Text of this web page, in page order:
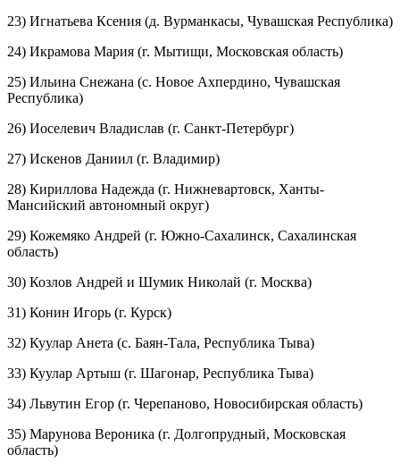
23) Игнатьева Ксения (д. Вурманкасы, Чувашская Республика)
24) Икрамова Мария (г. Мытищи, Московская область)
25) Ильина Снежана (с. Новое Ахпердино, Чувашская
Республика)
26) Иоселевич Владислав (г. Санкт-Петербург)
27) Искенов Даниил (г. Владимир)
28) Кириллова Надежда (г. Нижневартовск, Ханты-
Мансийский автономный округ)
29) Кожемяко Андрей (г. Южно-Сахалинск, Сахалинская
область)
30) Козлов Андрей и Шумик Николай (г. Москва)
31) Конин Игорь (г. Курск)
32) Куулар Анета (с. Баян-Тала, Республика Тыва)
33) Куулар Артыш (г. Шагонар, Республика Тыва)
34) Львутин Егор (г. Черепаново, Новосибирская область)
35) Марунова Вероника (г. Долгопрудный, Московская
область)